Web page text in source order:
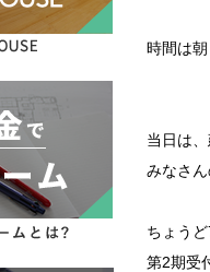
時間は朝
当日は
みなさ
ちょう
第2期受